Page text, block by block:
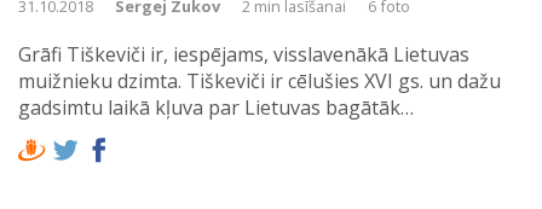
31.10.2018 Sergej Zukov 2 min lasīšanai 6 foto
Grāfi Tiškeviči ir, iespējams, visslavenākā Lietuvas
muižnieku dzimta. Tiškeviči ir cēlušies XVI gs. un dažu
gadsimtu laikā kļuva par Lietuvas bagātāk…